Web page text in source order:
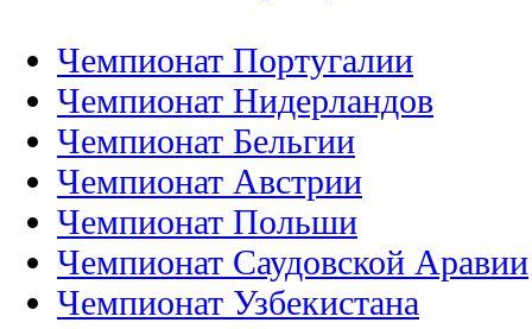
Чемпионат Португалии
Чемпионат Нидерландов
Чемпионат Бельгии
Чемпионат Австрии
Чемпионат Польши
Чемпионат Саудовской Аравии
Чемпионат Узбекистана